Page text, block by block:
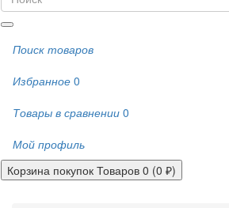
Поиск товаров
Избранное 0
Товары в сравнении 0
Мой профиль
Корзина покупок Товаров 0 (0 ₽)